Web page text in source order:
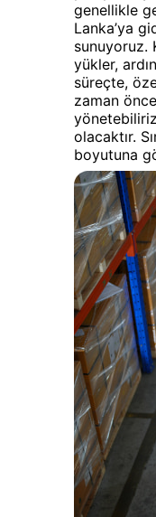
genellikle
Lanka’ya
sunuyoruz.
yükler,
süreçte,
zaman
olacaktır.
boyutuna